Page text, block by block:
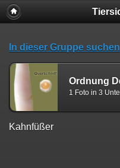
In dieser Gruppe suchen
Ordnung
1 Foto in 3
Kahnfüßer